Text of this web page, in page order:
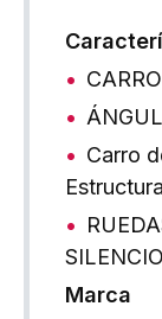
Carro
Marca